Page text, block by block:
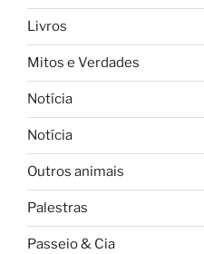
Livros
Mitos e Verdades
Notícia
Notícia
Outros animais
Palestras
Passeio & Cia